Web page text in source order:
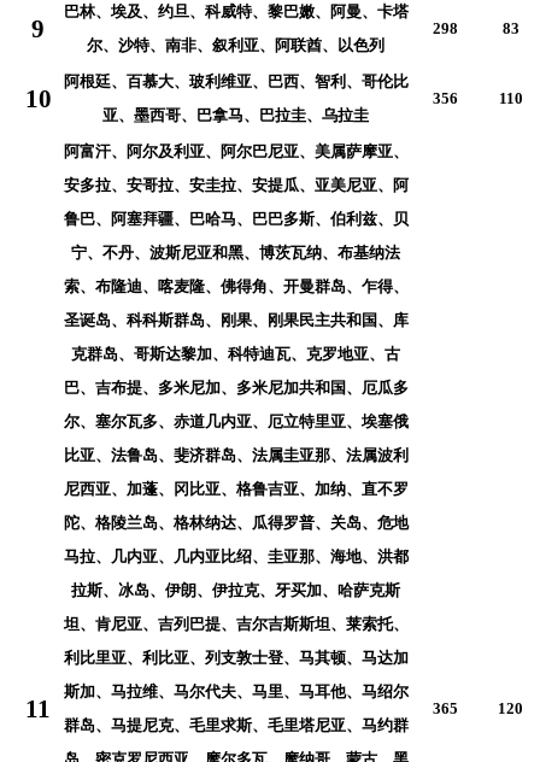
9
巴林、埃及、约旦、科威特、黎巴嫩、阿曼、卡塔
尔、沙特、南非、叙利亚、阿联酋、以色列
298 83
10
阿根廷、百慕大、玻利维亚、巴西、智利、哥伦比
亚、墨西哥、巴拿马、巴拉圭、乌拉圭
356 110
11
阿富汗、阿尔及利亚、阿尔巴尼亚、美属萨摩亚、
安多拉、安哥拉、安圭拉、安提瓜、亚美尼亚、阿
鲁巴、阿塞拜疆、巴哈马、巴巴多斯、伯利兹、贝
宁、不丹、波斯尼亚和黑、博茨瓦纳、布基纳法
索、布隆迪、喀麦隆、佛得角、开曼群岛、乍得、
圣诞岛、科科斯群岛、刚果、刚果民主共和国、库
克群岛、哥斯达黎加、科特迪瓦、克罗地亚、古
巴、吉布提、多米尼加、多米尼加共和国、厄瓜多
尔、塞尔瓦多、赤道几内亚、厄立特里亚、埃塞俄
比亚、法鲁岛、斐济群岛、法属圭亚那、法属波利
尼西亚、加蓬、冈比亚、格鲁吉亚、加纳、直不罗
陀、格陵兰岛、格林纳达、瓜得罗普、关岛、危地
马拉、几内亚、几内亚比绍、圭亚那、海地、洪都
拉斯、冰岛、伊朗、伊拉克、牙买加、哈萨克斯
坦、肯尼亚、吉列巴提、吉尔吉斯斯坦、莱索托、
利比里亚、利比亚、列支敦士登、马其顿、马达加
斯加、马拉维、马尔代夫、马里、马耳他、马绍尔
群岛、马提尼克、毛里求斯、毛里塔尼亚、马约群
365 120